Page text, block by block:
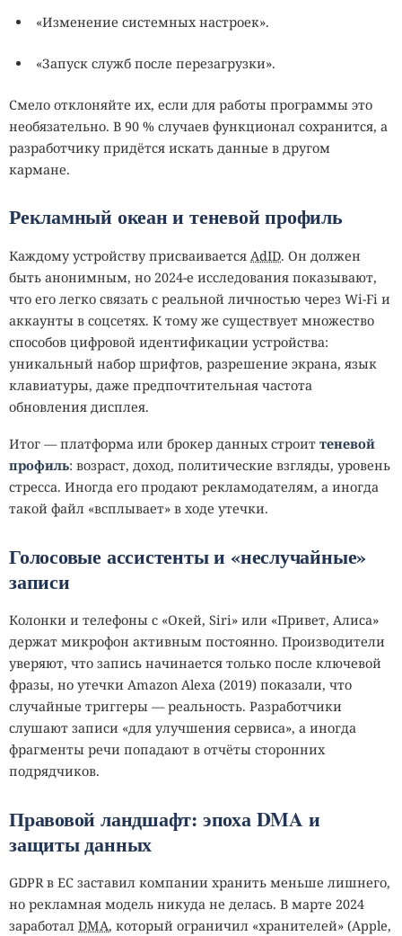
«Изменение системных настроек».
«Запуск служб после перезагрузки».
Смело отклоняйте их, если для работы программы это
необязательно. В 90 % случаев функционал сохранится, а
разработчику придётся искать данные в другом
кармане.
Рекламный океан и теневой профиль
Каждому устройству присваивается AdID. Он должен
быть анонимным, но 2024‑е исследования показывают,
что его легко связать с реальной личностью через Wi‑Fi и
аккаунты в соцсетях. К тому же существует множество
способов цифровой идентификации устройства:
уникальный набор шрифтов, разрешение экрана, язык
клавиатуры, даже предпочтительная частота
обновления дисплея.
Итог — платформа или брокер данных строит теневой
профиль: возраст, доход, политические взгляды, уровень
стресса. Иногда его продают рекламодателям, а иногда
такой файл «всплывает» в ходе утечки.
Голосовые ассистенты и «неслучайные»
записи
Колонки и телефоны с «Окей, Siri» или «Привет, Алиса»
держат микрофон активным постоянно. Производители
уверяют, что запись начинается только после ключевой
фразы, но утечки Amazon Alexа (2019) показали, что
случайные триггеры — реальность. Разработчики
слушают записи «для улучшения сервиса», а иногда
фрагменты речи попадают в отчёты сторонних
подрядчиков.
Правовой ландшафт: эпоха DMA и
защиты данных
GDPR в ЕС заставил компании хранить меньше лишнего,
но рекламная модель никуда не делась. В марте 2024
заработал DMA, который ограничил «хранителей» (Apple,